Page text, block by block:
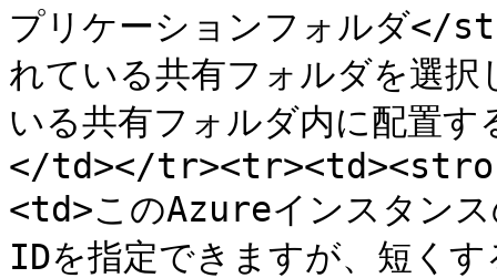
プリケーションフォルダ</
れている共有フォルダを選択
いる共有フォルダ内に配置
</td></
<td>このAzureインスタン
IDを指定できますが、短く